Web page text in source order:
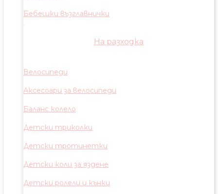
Бебешки възглавнички
На разходка
Велосипеди
Аксесоари за велосипеди
Баланс колело
Детски триколки
Детски тротинетки
Детски коли за яздене
Детски ролели и кънки